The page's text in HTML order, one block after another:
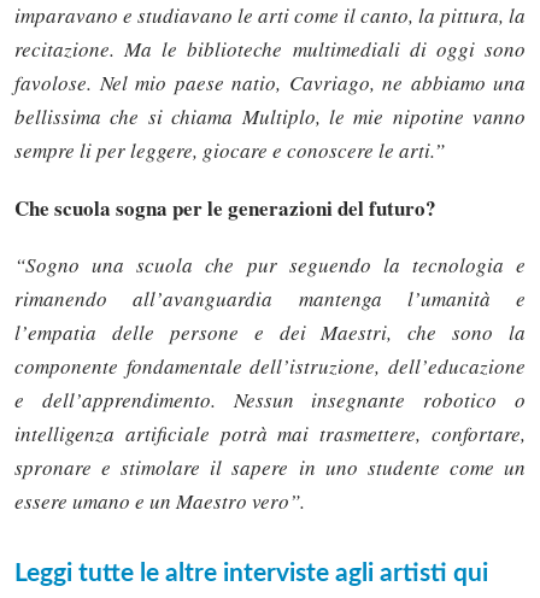
imparavano e studiavano le arti come il canto, la pittura, la
recitazione. Ma le biblioteche multimediali di oggi sono
favolose. Nel mio paese natio, Cavriago, ne abbiamo una
bellissima che si chiama Multiplo, le mie nipotine vanno
sempre li per leggere, giocare e conoscere le arti.”
Che scuola sogna per le generazioni del futuro?
“Sogno una scuola che pur seguendo la tecnologia e
rimanendo all’avanguardia mantenga l’umanità e
l’empatia delle persone e dei Maestri, che sono la
componente fondamentale dell’istruzione, dell’educazione
e dell’apprendimento. Nessun insegnante robotico o
intelligenza artificiale potrà mai trasmettere, confortare,
spronare e stimolare il sapere in uno studente come un
essere umano e un Maestro vero”.
Leggi tutte le altre interviste agli artisti qui
Solo gli utenti registrati possono